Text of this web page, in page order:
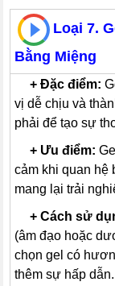
Loại 7.
Bằng Miệng
+Đặc điểm:
vị dễ chịu và
phải để tạo sự
+ Ưu điểm:
cảm khi quan hệ
mang lại trải
+Cách sử
(âm đạo hoặc
chọn gel có
thêm sự hấp dẫn.